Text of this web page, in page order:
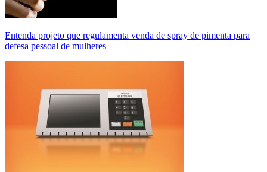
Entenda projeto que regulamenta venda de spray de pimenta para
defesa pessoal de mulheres